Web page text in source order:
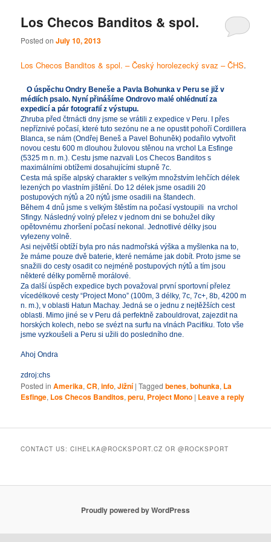
Los Checos Banditos & spol.
Posted onJuly 10, 2013
Los Checos Banditos & spol. – Český horolezecký svaz – ČHS.
O úspěchu Ondry Beneše a Pavla Bohunka v Peru se již v
médiích psalo. Nyní přinášíme Ondrovo malé ohlédnutí za
expedicí a pár fotografií z výstupu.
Zhruba před čtrnácti dny jsme se vrátili z expedice v Peru. I přes
nepříznivé počasí, které tuto sezónu ne a ne opustit pohoří Cordillera
Blanca, se nám (Ondřej Beneš a Pavel Bohuněk) podařilo vytvořit
novou cestu 600 m dlouhou žulovou stěnou na vrchol La Esfinge
(5325 m n. m.). Cestu jsme nazvali Los Checos Banditos s
maximálními obtížemi dosahujícími stupně 7c.
Cesta má spíše alpský charakter s velkým množstvím lehčích délek
lezených po vlastním jištění. Do 12 délek jsme osadili 20
postupových nýtů a 20 nýtů jsme osadili na štandech.
Během 4 dnů jsme s velkým štěstím na počasí vystoupili na vrchol
Sfingy. Následný volný přelez v jednom dni se bohužel díky
opětovnému zhoršení počasí nekonal. Jednotlivé délky jsou
vylezeny volně.
Asi největší obtíží byla pro nás nadmořská výška a myšlenka na to,
že máme pouze dvě baterie, které nemáme jak dobít. Proto jsme se
snažili do cesty osadit co nejméně postupových nýtů a tím jsou
některé délky poměrně morálové.
Za další úspěch expedice bych považoval první sportovní přelez
vícedélkové cesty “Project Mono” (100m, 3 délky, 7c, 7c+, 8b, 4200 m
n. m.), v oblasti Hatun Machay. Jedná se o jednu z nejtěžších cest
oblasti. Mimo jiné se v Peru dá perfektně zabouldrovat, zajezdit na
horských kolech, nebo se svézt na surfu na vlnách Pacifiku. Toto vše
jsme vyzkoušeli a Peru si užili do posledního dne.
Ahoj Ondra
zdroj:chs
Posted in Amerika,CR,info,Jižní |Tagged benes,bohunka, La
Esfinge, Los Checos Banditos,peru, Project Mono | Leave a reply
CONTACT US: CIHELKA@ROCKSPORT.CZ OR @ROCKSPORT
Proudly powered by WordPress